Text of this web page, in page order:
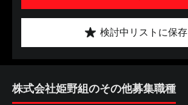
検討中リストに保存
株式会社姫野組のその他募集職種